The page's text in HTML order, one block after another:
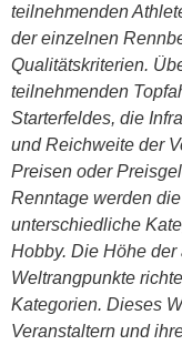
teilnehmenden
der einzelnen
Qualitätskriterien.
teilnehmenden
Starterfeldes, die
und Reichweite der
Preisen oder
Renntage werden
unterschiedliche
Hobby. Die Höhe
Weltrangpunkte
Kategorien. Dieses
Veranstaltern und